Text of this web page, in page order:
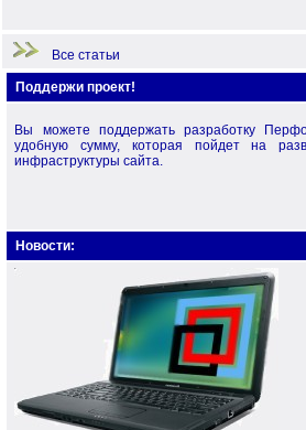
Все статьи
Поддержи проект!
Вы можете поддержать разработку
удобную сумму, которая пойдет на
инфраструктуры сайта.
Новости: